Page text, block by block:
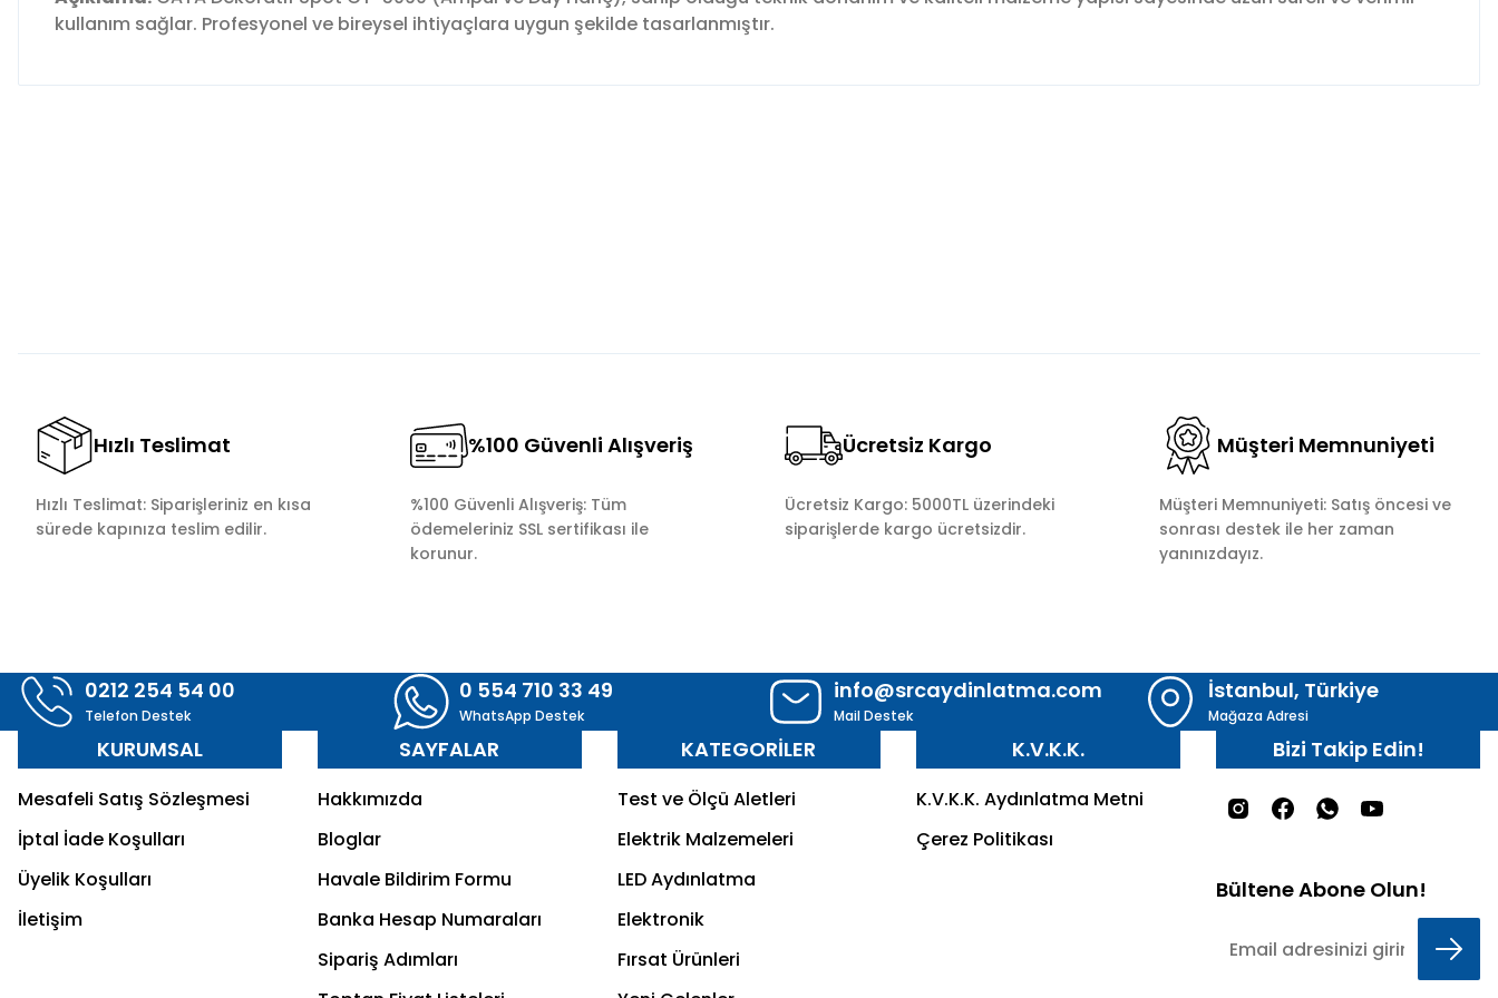
kullanım sağlar. Profesyonel ve bireysel ihtiyaçlara uygun şekilde tasarlanmıştır.
Hızlı Teslimat
Hızlı Teslimat: Siparişleriniz en kısa
sürede kapınıza teslim edilir.
%100 Güvenli Alışveriş
%100 Güvenli Alışveriş: Tüm
ödemeleriniz SSL sertifikası ile
korunur.
Ücretsiz Kargo
Ücretsiz Kargo: 5000TL üzerindeki
siparişlerde kargo ücretsizdir.
Müşteri Memnuniyeti
Müşteri Memnuniyeti: Satış öncesi ve
sonrası destek ile her zaman
yanınızdayız.
0212 254 54 00
Telefon Destek
0 554 710 33 49
WhatsApp Destek
info@srcaydinlatma.com
Mail Destek
İstanbul, Türkiye
Mağaza Adresi
KURUMSAL
Mesafeli Satış Sözleşmesi
İptal İade Koşulları
Üyelik Koşulları
İletişim
SAYFALAR
Hakkımızda
Bloglar
Havale Bildirim Formu
Banka Hesap Numaraları
Sipariş Adımları
KATEGORİLER
Test ve Ölçü Aletleri
Elektrik Malzemeleri
LED Aydınlatma
Elektronik
Fırsat Ürünleri
K.V.K.K.
K.V.K.K. Aydınlatma Metni
Çerez Politikası
Bizi Takip Edin!
Bültene Abone Olun!